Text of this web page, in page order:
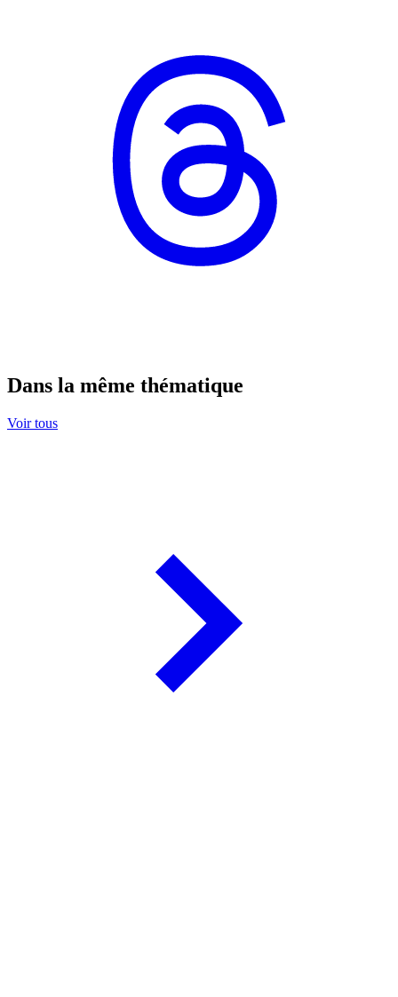
Dans la même thématique
Voir tous